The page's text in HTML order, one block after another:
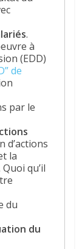
.
à
(EDD)
de
par le
d’actions
la
qu’il
du
du